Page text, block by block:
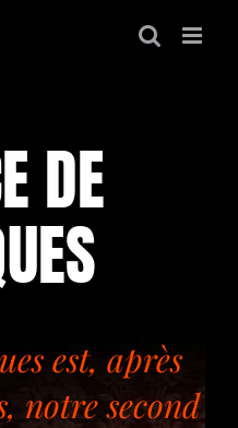
DE
est, après
notre second